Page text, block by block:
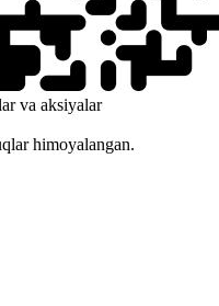
va aksiyalar
himoyalangan.